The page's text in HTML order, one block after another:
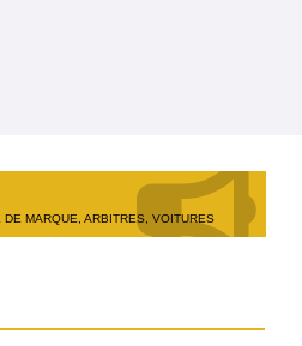
MARQUE, ARBITRES, VOITURES